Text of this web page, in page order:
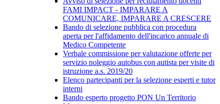
FAMI IMPACT - IMPARARE A
COMUNICARE, IMPARARE A CRESCERE
Bando di selezione pubblica con procedura
aperta per l'affidamento dell'incarico annuale di
Medico Competente
Verbale commissione per valutazione offerte per
servizio noleggio autobus con autista per visite di
istruzione a.s. 2019/20
Elenco partecipanti per la selezione esperti e tutor
interni
Bando esperto progetto PON Un Territorio